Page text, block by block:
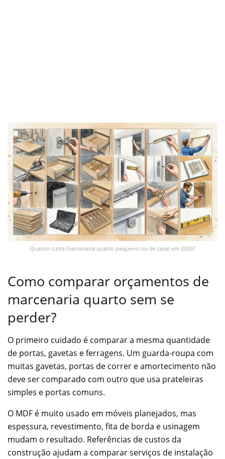
Quanto custa marcenaria quarto pequeno ou de casal em 2026?
Como comparar orçamentos de
marcenaria quarto sem se
perder?
O primeiro cuidado é comparar a mesma quantidade
de portas, gavetas e ferragens. Um guarda-roupa com
muitas gavetas, portas de correr e amortecimento não
deve ser comparado com outro que usa prateleiras
simples e portas comuns.
O MDF é muito usado em móveis planejados, mas
espessura, revestimento, fita de borda e usinagem
mudam o resultado. Referências de custos da
construção ajudam a comparar serviços de instalação